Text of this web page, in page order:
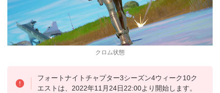
クロム状態
フォートナイトチャプター3シーズン4ウィーク10ク
エストは、2022年11月24日22:00より開始します。